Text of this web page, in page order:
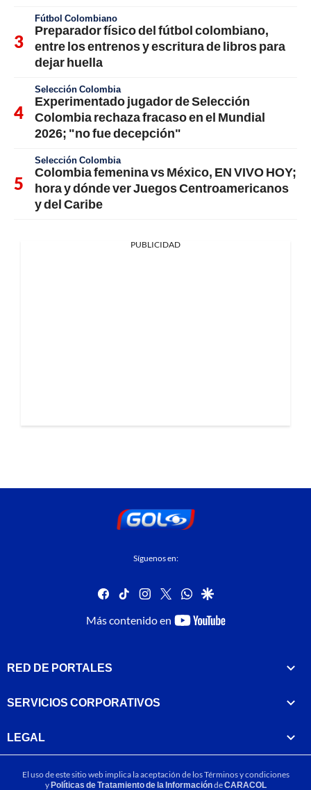
Fútbol Colombiano
Preparador físico del fútbol colombiano,
entre los entrenos y escritura de libros para
dejar huella
Selección Colombia
Experimentado jugador de Selección
Colombia rechaza fracaso en el Mundial
2026; "no fue decepción"
Selección Colombia
Colombia femenina vs México, EN VIVO HOY;
hora y dónde ver Juegos Centroamericanos
y del Caribe
PUBLICIDAD
Síguenos en:
facebook
tiktok instagram
twitterwhatsapp
google
Más contenido en
youtube-
RED DE PORTALES
SERVICIOS CORPORATIVOS
LEGAL
El uso de este sitio web implica la aceptación de losTérminos y condiciones
yPolíticas de Tratamiento de la InformacióndeCARACOL